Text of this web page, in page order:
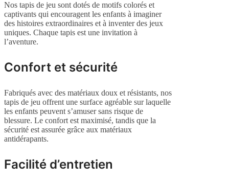
Nos tapis de jeu sont dotés de motifs colorés et
captivants qui encouragent les enfants à imaginer
des histoires extraordinaires et à inventer des jeux
uniques. Chaque tapis est une invitation à
l’aventure.
Confort et sécurité
Fabriqués avec des matériaux doux et résistants, nos
tapis de jeu offrent une surface agréable sur laquelle
les enfants peuvent s’amuser sans risque de
blessure. Le confort est maximisé, tandis que la
sécurité est assurée grâce aux matériaux
antidérapants.
Facilité d’entretien